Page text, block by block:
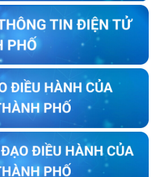
niêm yết ký xác nhận ranh giới, mốc
liền kề với bà Trần Thị Huyền Trang
niêm yết ký xác nhận ranh giới, mốc
liền kề với ông Trần Hữu Phúc
niêm yết ký xác nhận ranh giới, mốc
dụng đất liền kề với ông Lưu Ngọc
niêm yết ký xác nhận ranh giới, mốc
dụng đất liền kề với ông Lê Thái Sơn